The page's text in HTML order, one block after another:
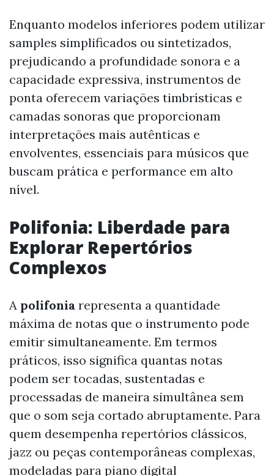
Enquanto modelos inferiores podem utilizar
samples simplificados ou sintetizados,
prejudicando a profundidade sonora e a
capacidade expressiva, instrumentos de
ponta oferecem variações timbrísticas e
camadas sonoras que proporcionam
interpretações mais autênticas e
envolventes, essenciais para músicos que
buscam prática e performance em alto
nível.
Polifonia: Liberdade para
Explorar Repertórios
Complexos
A polifonia representa a quantidade
máxima de notas que o instrumento pode
emitir simultaneamente. Em termos
práticos, isso significa quantas notas
podem ser tocadas, sustentadas e
processadas de maneira simultânea sem
que o som seja cortado abruptamente. Para
quem desempenha repertórios clássicos,
jazz ou peças contemporâneas complexas,
modeladas para piano digital